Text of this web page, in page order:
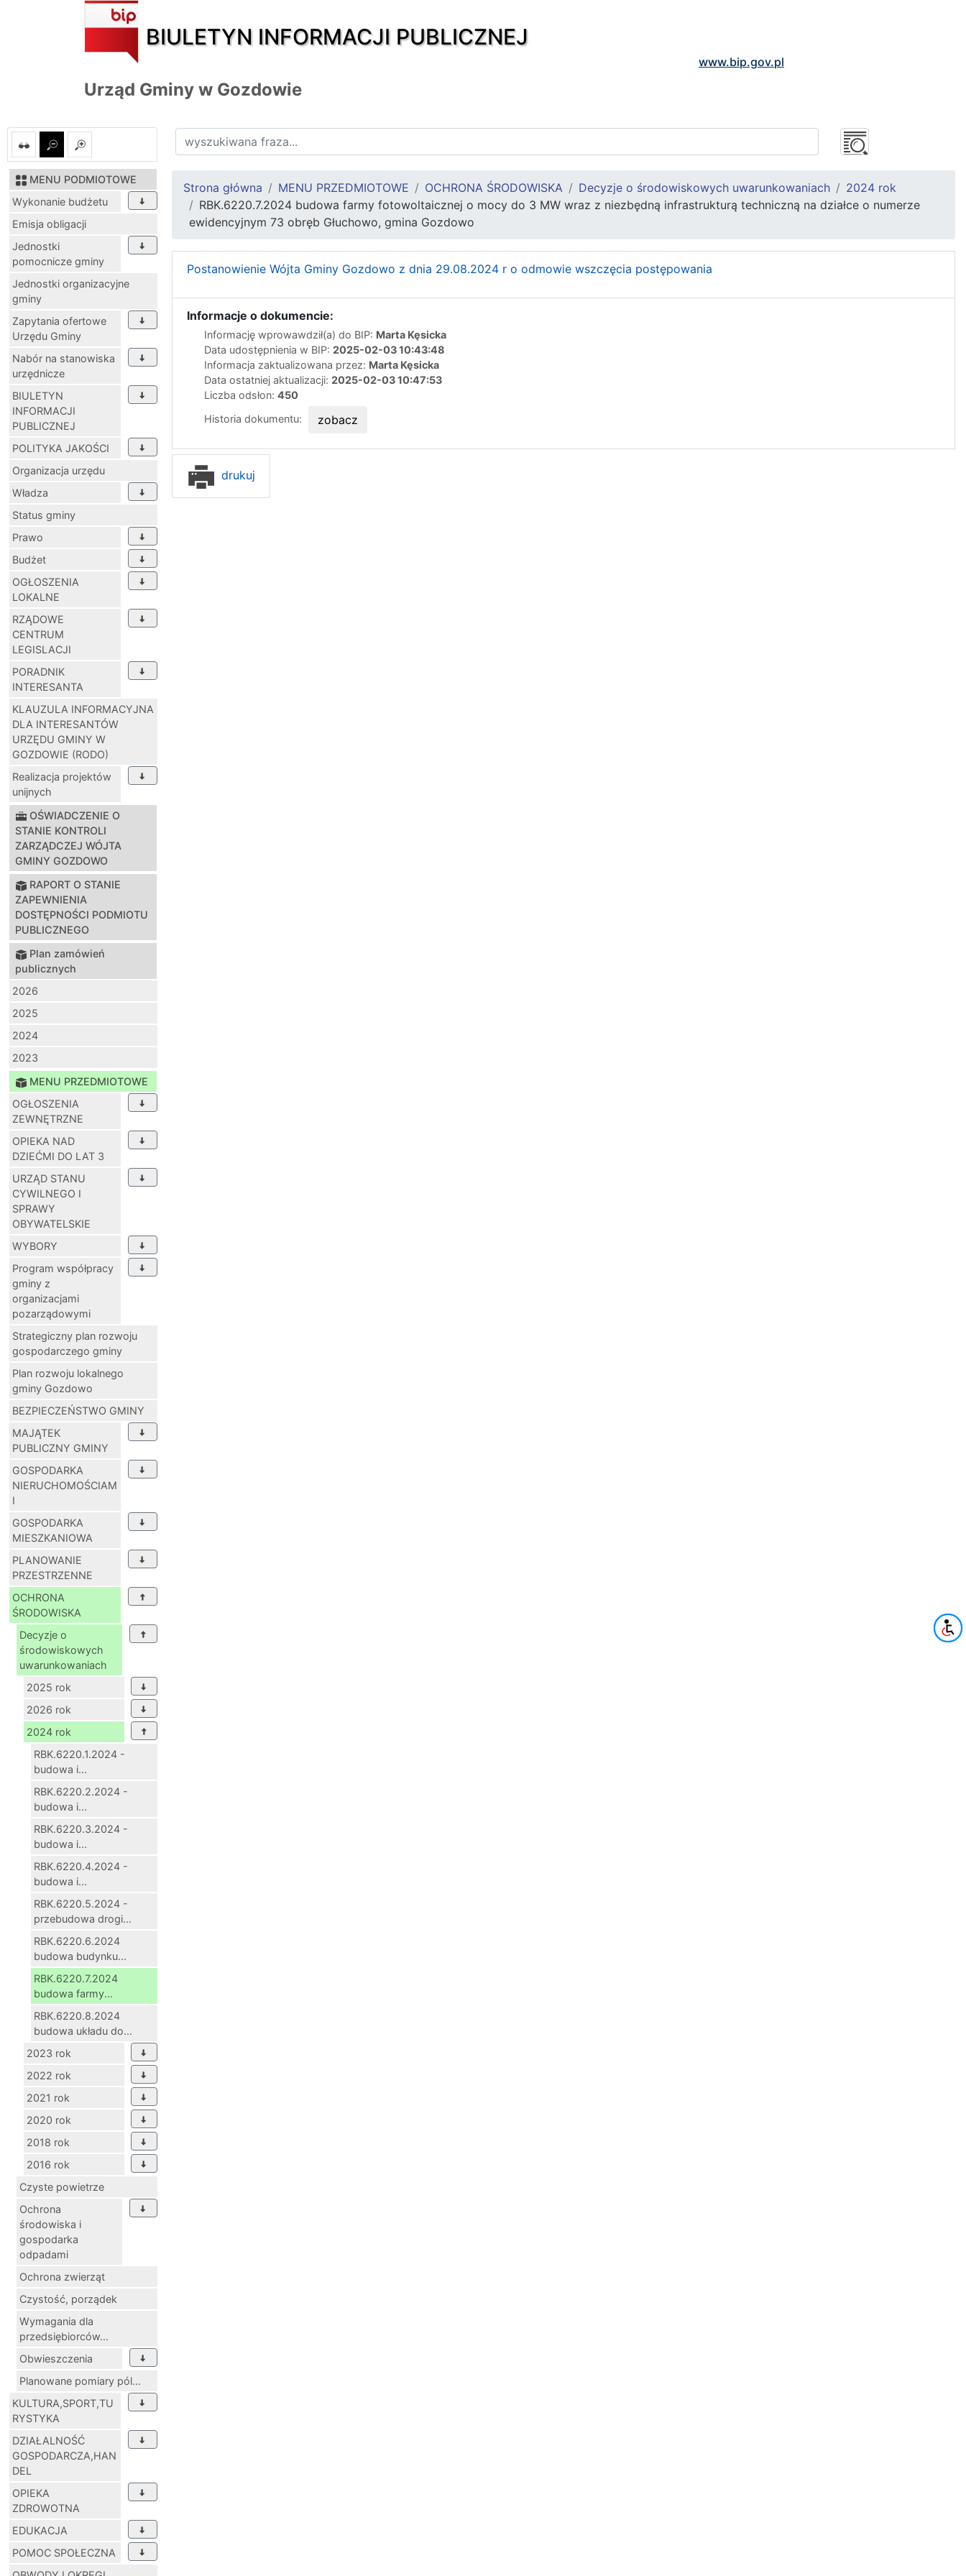
BIULETYN INFORMACJI PUBLICZNEJ
www.bip.gov.pl
Urząd Gminy w Gozdowie
MENU PODMIOTOWE
Wykonanie budżetu
Emisja obligacji
Jednostki
pomocnicze gminy
Jednostki organizacyjne
gminy
Zapytania ofertowe
Urzędu Gminy
Nabór na stanowiska
urzędnicze
BIULETYN
INFORMACJI
PUBLICZNEJ
POLITYKA JAKOŚCI
Organizacja urzędu
Władza
Status gminy
Prawo
Budżet
OGŁOSZENIA
LOKALNE
RZĄDOWE
CENTRUM
LEGISLACJI
PORADNIK
INTERESANTA
KLAUZULA INFORMACYJNA
DLA INTERESANTÓW
URZĘDU GMINY W
GOZDOWIE (RODO)
Realizacja projektów
unijnych
OŚWIADCZENIE O
STANIE KONTROLI
ZARZĄDCZEJ WÓJTA
GMINY GOZDOWO
RAPORT O STANIE
ZAPEWNIENIA
DOSTĘPNOŚCI PODMIOTU
PUBLICZNEGO
Plan zamówień
publicznych
2026
2025
2024
2023
MENU PRZEDMIOTOWE
OGŁOSZENIA
ZEWNĘTRZNE
OPIEKA NAD
DZIEĆMI DO LAT 3
URZĄD STANU
CYWILNEGO I
SPRAWY
OBYWATELSKIE
WYBORY
Program współpracy
gminy z
organizacjami
pozarządowymi
Strategiczny plan rozwoju
gospodarczego gminy
Plan rozwoju lokalnego
gminy Gozdowo
BEZPIECZEŃSTWO GMINY
MAJĄTEK
PUBLICZNY GMINY
GOSPODARKA
NIERUCHOMOŚCIAM
I
GOSPODARKA
MIESZKANIOWA
PLANOWANIE
PRZESTRZENNE
OCHRONA
ŚRODOWISKA
Decyzje o
środowiskowych
uwarunkowaniach
2025 rok
2026 rok
2024 rok
RBK.6220.1.2024 -
budowa i...
RBK.6220.2.2024 -
budowa i...
RBK.6220.3.2024 -
budowa i...
RBK.6220.4.2024 -
budowa i...
RBK.6220.5.2024 -
przebudowa drogi...
RBK.6220.6.2024
budowa budynku...
RBK.6220.7.2024
budowa farmy...
RBK.6220.8.2024
budowa układu do...
2023 rok
2022 rok
2021 rok
2020 rok
2018 rok
2016 rok
Czyste powietrze
Ochrona
środowiska i
gospodarka
odpadami
Ochrona zwierząt
Czystość, porządek
Wymagania dla
przedsiębiorców...
Obwieszczenia
Planowane pomiary pól...
KULTURA,SPORT,TU
RYSTYKA
DZIAŁALNOŚĆ
GOSPODARCZA,HAN
DEL
OPIEKA
ZDROWOTNA
EDUKACJA
POMOC SPOŁECZNA
Strona główna MENU PRZEDMIOTOWE OCHRONA ŚRODOWISKA Decyzje o środowiskowych uwarunkowaniach
2024 rok
RBK.6220.7.2024 budowa farmy fotowoltaicznej o mocy do 3 MW wraz z niezbędną infrastrukturą techniczną na działce o numerze
ewidencyjnym 73 obręb Głuchowo, gmina Gozdowo
Postanowienie Wójta Gminy Gozdowo z dnia 29.08.2024 r o odmowie wszczęcia postępowania
Informacje o dokumencie:
Informację wprowawdził(a) do BIP: Marta Kęsicka
Data udostępnienia w BIP: 2025-02-03 10:43:48
Informacja zaktualizowana przez: Marta Kęsicka
Data ostatniej aktualizacji: 2025-02-03 10:47:53
Liczba odsłon: 450
Historia dokumentu:
zobacz
drukuj